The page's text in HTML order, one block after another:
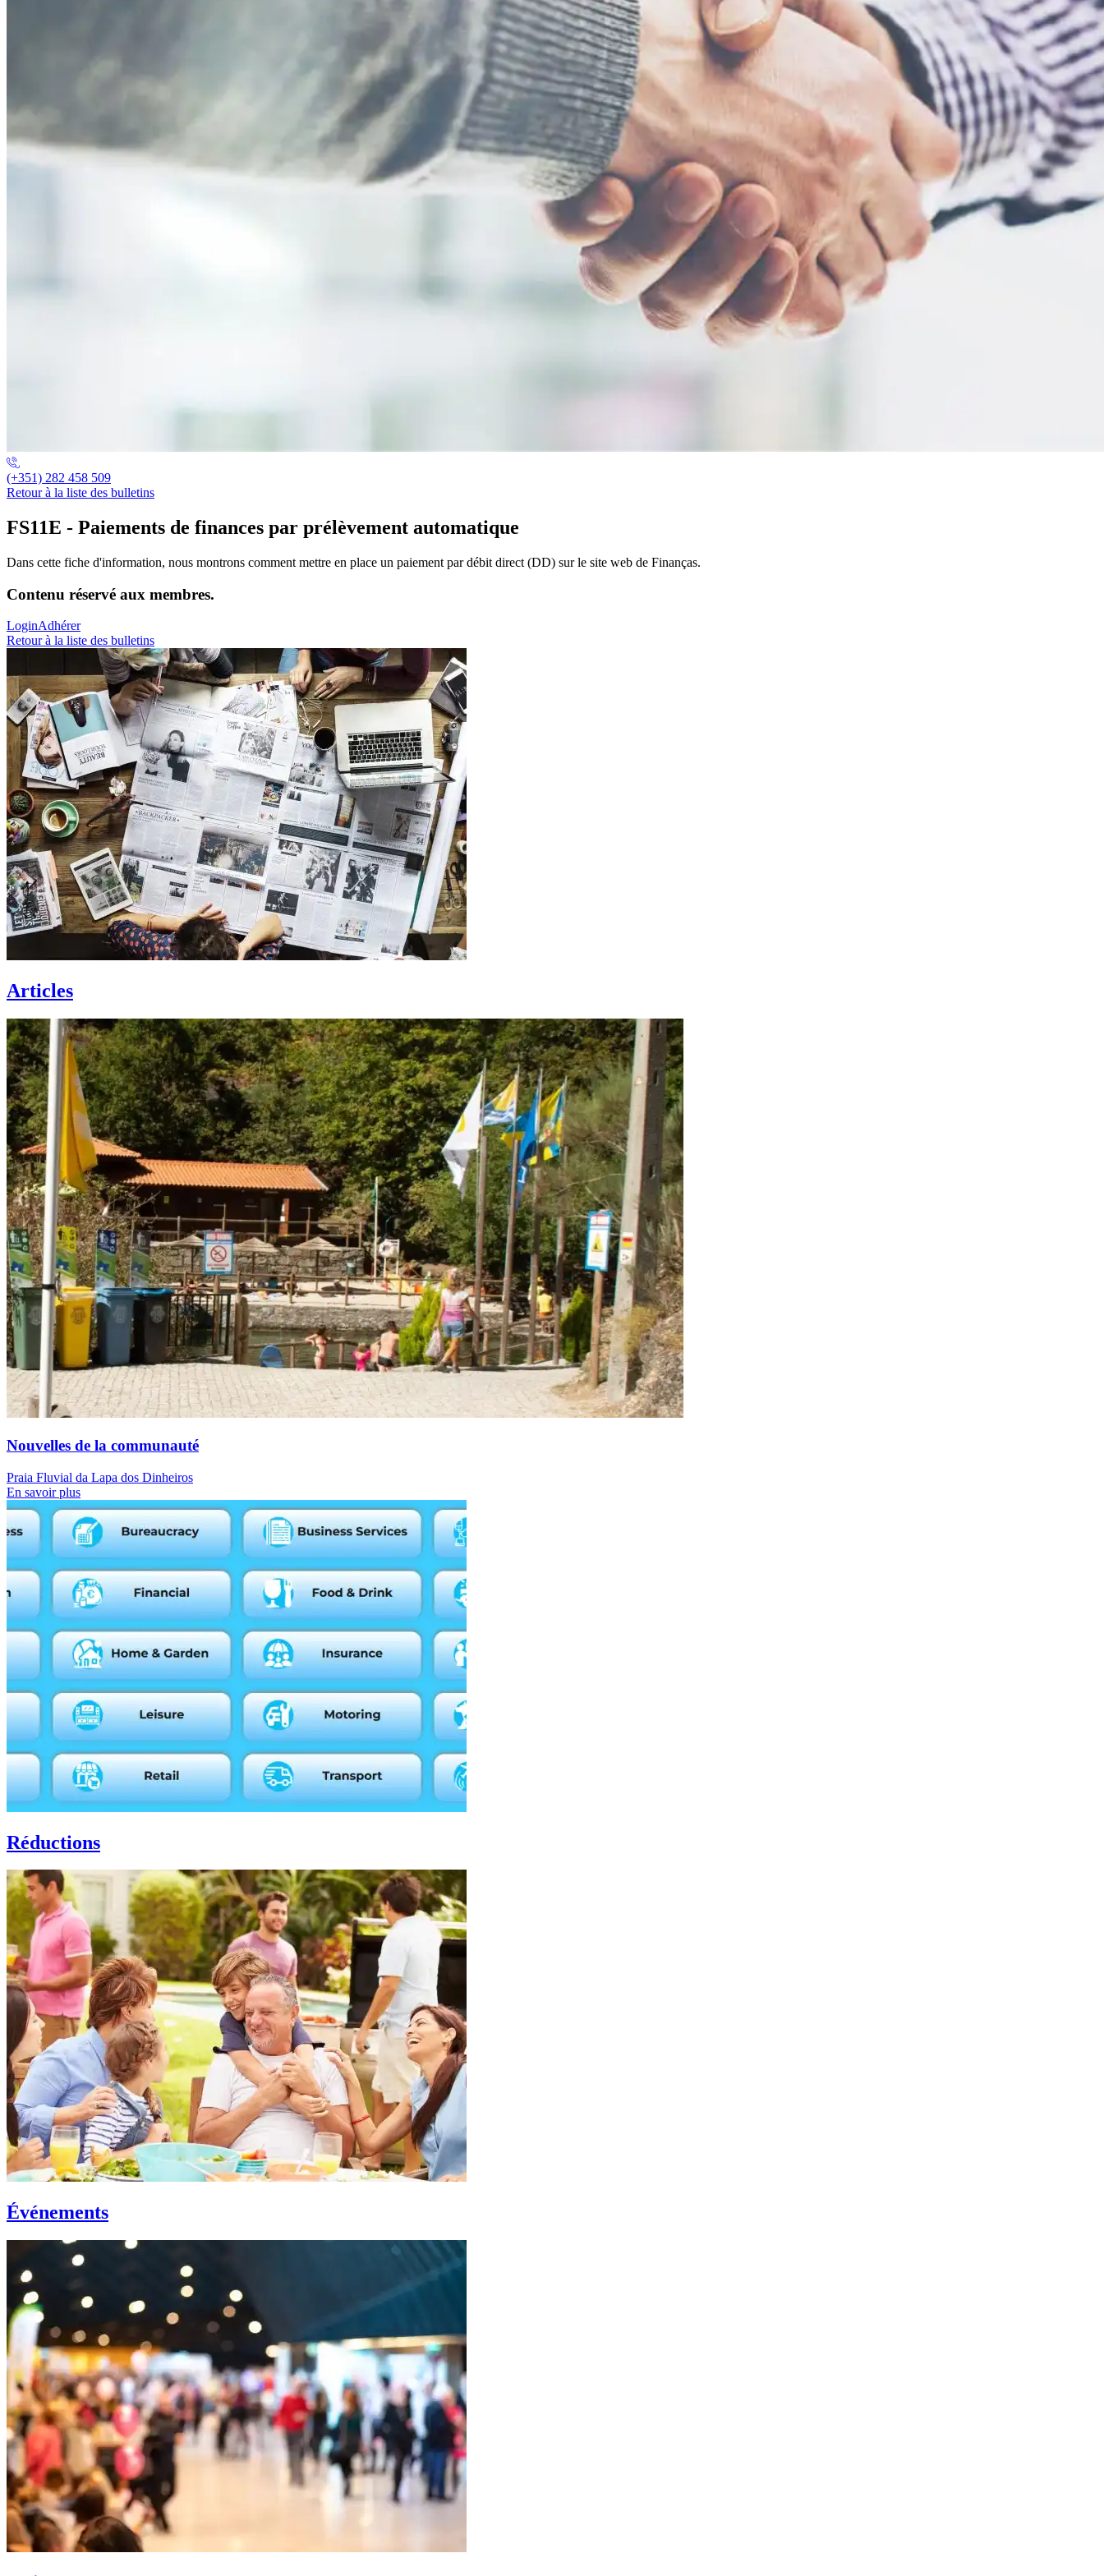
(+351) 282 458 509
Retour à la liste des bulletins
FS11E - Paiements de finances par prélèvement automatique
Dans cette fiche d'information, nous montrons comment mettre en place un paiement par débit direct (DD) sur le site web de Finanças.
Contenu réservé aux membres.
LoginAdhérer
Retour à la liste des bulletins
Articles
Nouvelles de la communauté
Praia Fluvial da Lapa dos Dinheiros
En savoir plus
Réductions
Événements